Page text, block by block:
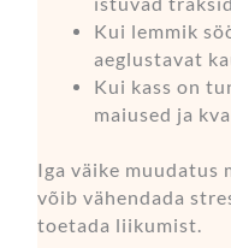
Kui lemmik
aeglustavat
Kui kass on
maiused ja
Iga väike muudatus
võib vähendada
toetada liikumist.